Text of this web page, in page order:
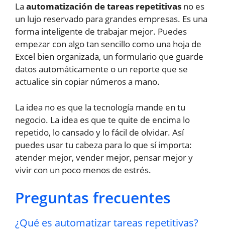
La automatización de tareas repetitivas no es
un lujo reservado para grandes empresas. Es una
forma inteligente de trabajar mejor. Puedes
empezar con algo tan sencillo como una hoja de
Excel bien organizada, un formulario que guarde
datos automáticamente o un reporte que se
actualice sin copiar números a mano.
La idea no es que la tecnología mande en tu
negocio. La idea es que te quite de encima lo
repetido, lo cansado y lo fácil de olvidar. Así
puedes usar tu cabeza para lo que sí importa:
atender mejor, vender mejor, pensar mejor y
vivir con un poco menos de estrés.
Preguntas frecuentes
¿Qué es automatizar tareas repetitivas?